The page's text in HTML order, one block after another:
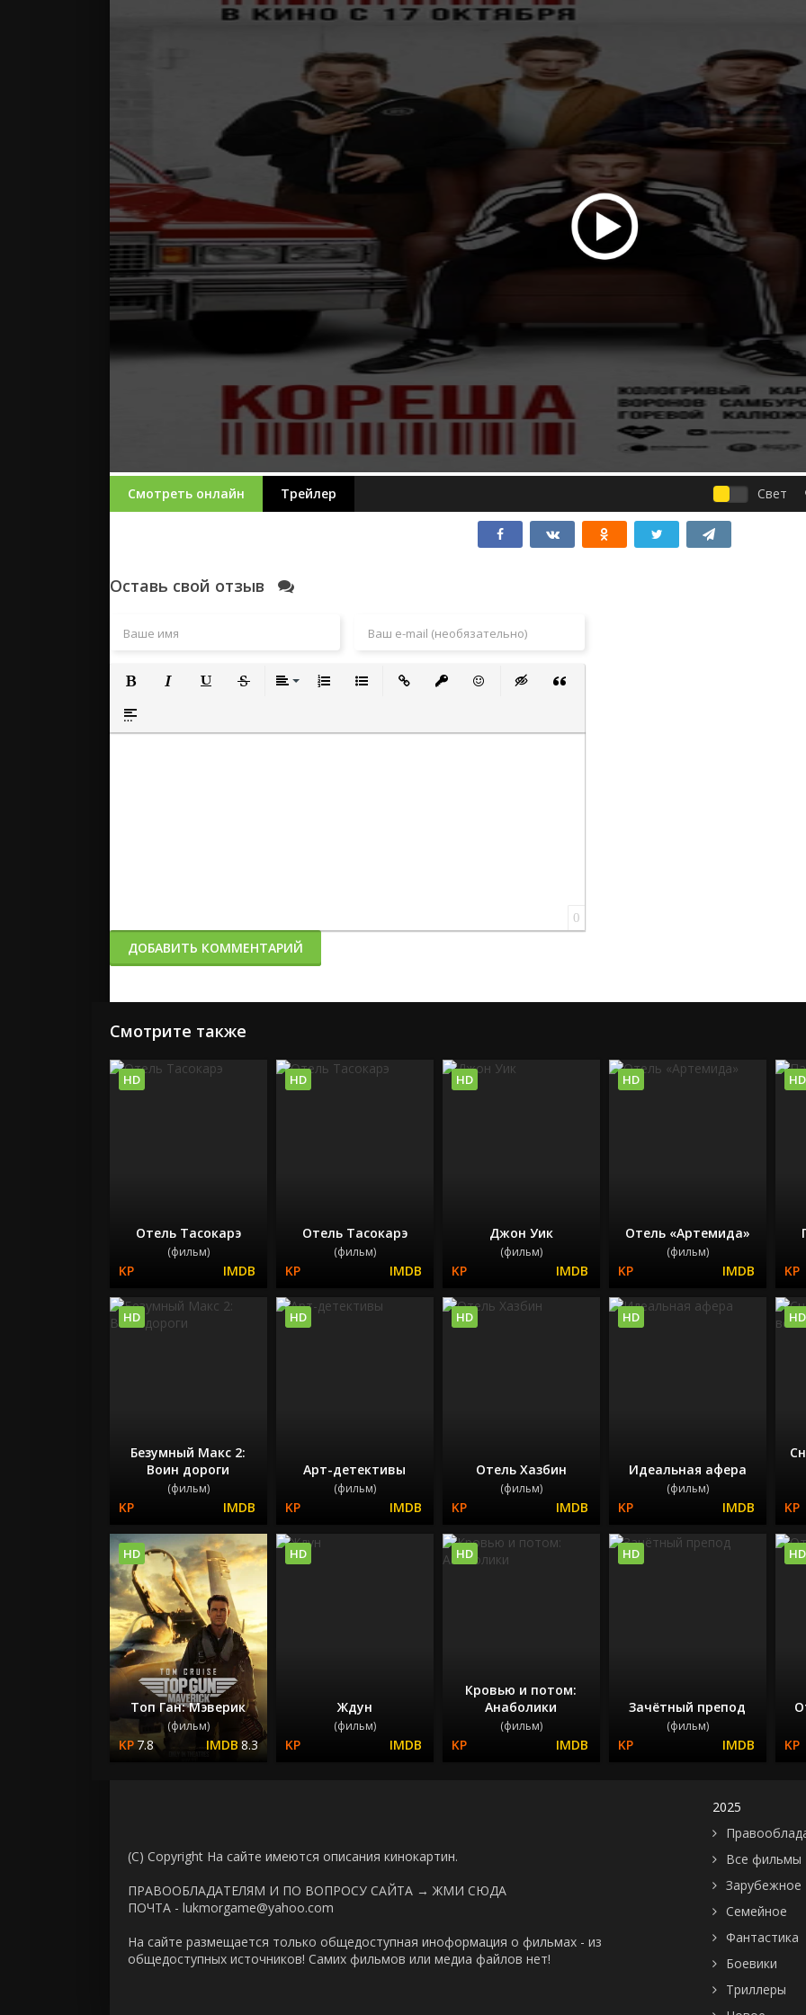
Смотреть онлайн Трейлер Свет
Оставь свой отзыв
Полужирный
Вставка спойлера
0
ДОБАВИТЬ КОММЕНТАРИЙ
Смотрите также
Отель Тасокарэ
(фильм)
HD
Отель Тасокарэ
(фильм)
HD
Джон Уик
(фильм)
HD
Отель «Артемида»
(фильм)
HD HD
Безумный Макс 2:
Воин дороги
(фильм)
HD
Арт-детективы
(фильм)
HD
Отель Хазбин
(фильм)
HD
Идеальная афера
(фильм)
HD HD
Топ Ган: Мэверик
(фильм)
7.8 8.3
HD
Ждун
(фильм)
HD
Кровью и потом:
Анаболики
(фильм)
HD
Зачётный препод
(фильм)
HD HD
(C) Copyright На сайте имеются описания кинокартин.
ПРАВООБЛАДАТЕЛЯМ И ПО ВОПРОСУ САЙТА → ЖМИ СЮДА
ПОЧТА - lukmorgame@yahoo.com
На сайте размещается только общедоступная иноформация о фильмах - из
общедоступных источников! Самих фильмов или медиа файлов нет!
2025
Все фильмы
Зарубежное
Семейное
Фантастика
Боевики
Триллеры